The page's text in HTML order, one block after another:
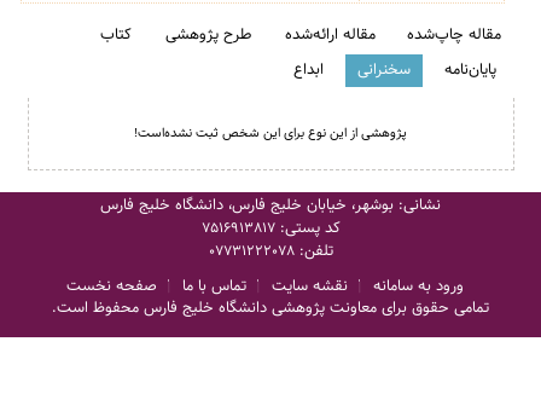
مقاله چاپ‌شده مقاله ارائه‌شده طرح پژوهشی
کتاب
پایان‌نامه
سخنرانی ابداع
پژوهشی از این نوع برای این شخص ثبت نشده‌است!
نشانی: بوشهر، خیابان خلیج فارس، دانشگاه خلیج فارس
کد پستی:7516913817
تلفن:07731222078
صفحه نخست تماس با ما نقشه سایت
ورود به سامانه
تمامی حقوق برای معاونت پژوهشی دانشگاه خلیج فارس محفوظ است.